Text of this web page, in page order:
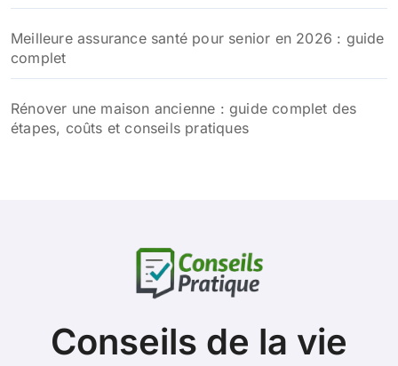
Meilleure assurance santé pour senior en 2026 : guide
complet
Rénover une maison ancienne : guide complet des
étapes, coûts et conseils pratiques
Conseils de la vie